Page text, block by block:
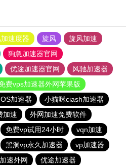
速度器 旋风
旋风加速
狗急加速器官网
优途加速器官网
风驰加速器
费vps加速器外网苹果版
加速器
小猫咪ciash加速器
加速
外网加速免费软件
免费vp试用24小时
vqn加速
黑洞vp永久加速器
vp加速器
速外网
优途加速器